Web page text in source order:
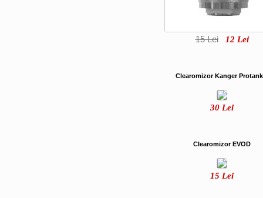
15 Lei 12 Lei
Clearomizor Kanger
30 Lei
Clearomizor EVOD
15 Lei